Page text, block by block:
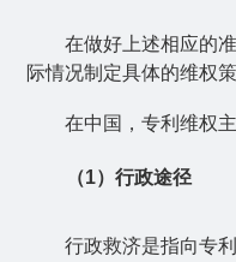
在做好上述相应的
际情况制定具体的维权
在中国，专利维权
（1）行政途径
行政救济是指向专